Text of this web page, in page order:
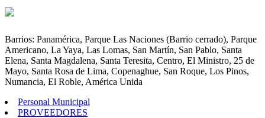
Barrios: Panamérica, Parque Las Naciones (Barrio cerrado), Parque
Americano, La Yaya, Las Lomas, San Martín, San Pablo, Santa
Elena, Santa Magdalena, Santa Teresita, Centro, El Ministro, 25 de
Mayo, Santa Rosa de Lima, Copenaghue, San Roque, Los Pinos,
Numancia, El Roble, América Unida
Personal Municipal
PROVEEDORES